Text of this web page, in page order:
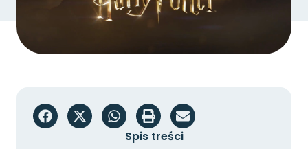
Spis treści